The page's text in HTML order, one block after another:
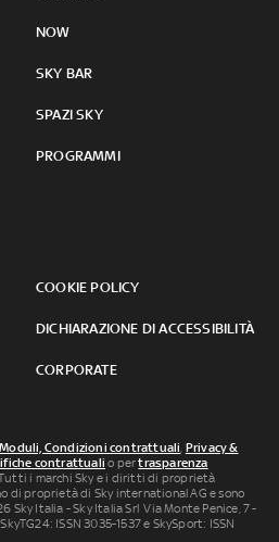
NOW
SKY BAR
SPAZI SKY
PROGRAMMI
COOKIE POLICY
DICHIARAZIONE DI ACCESSIBILITÀ
CORPORATE
Moduli, Condizioni contrattuali, Privacy &
contrattuali o pertrasparenza
i marchi Sky e i diritti di proprietà
di proprietà di Sky international AG e sono
Sky Italia - Sky Italia Srl Via Monte Penice, 7 -
ISSN 3035-1537 e SkySport: ISSN